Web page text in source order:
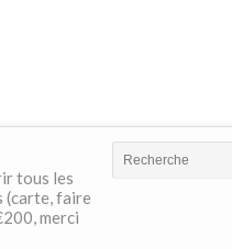
tous les
(carte, faire
merci